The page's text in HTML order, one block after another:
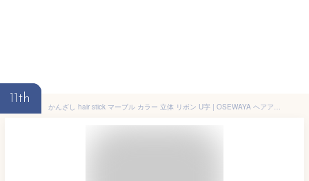
11th
かんざし hair stick マーブル カラー 立体 リボン U字 | OSEWAYA ヘアアクセサリー ヘアアクセ レディース 女性 大人 プレゼント ギフト 結婚式 カジュアル おしゃれ オシャレ かわいい 可愛い